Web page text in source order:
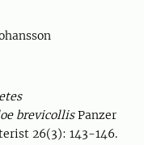
brevicollisPanzer
26(3): 143-146.